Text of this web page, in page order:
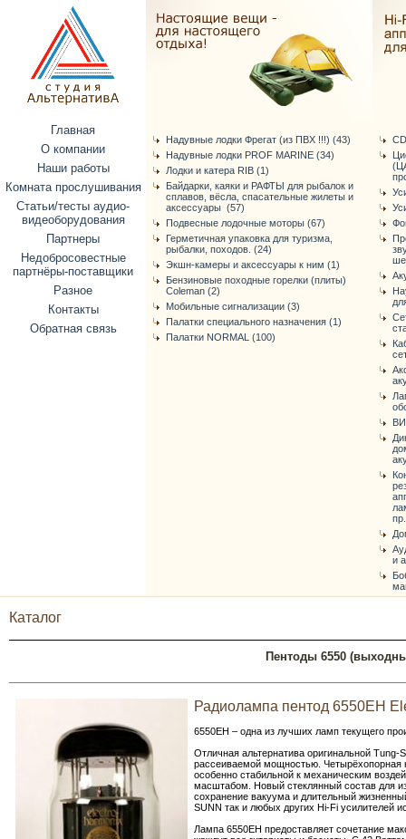
Главная
О компании
Наши работы
Комната прослушивания
Статьи/тесты аудио-
видеоборудования
Партнеры
Недобросовестные
партнёры-поставщики
Разное
Контакты
Обратная связь
Надувные лодки Фрегат (из ПВХ !!!) (43)
Надувные лодки PROF MARINE (34)
Лодки и катера RIB (1)
Байдарки, каяки и РАФТЫ для рыбалок и
сплавов, вёсла, спасательные жилеты и
аксессуары (57)
Подвесные лодочные моторы (67)
Герметичная упаковка для туризма,
рыбалки, походов. (24)
Экшн-камеры и аксессуары к ним (1)
Бензиновые походные горелки (плиты)
Coleman (2)
Мобильные сигнализации (3)
Палатки специального назначения (1)
Палатки NORMAL (100)
и
Каталог
Пентоды 6550
Радиолампа пентод 6550EH
6550EH – одна из лучших ламп текущего
Отличная альтернатива оригинальной
рассеиваемой мощностью. Четырёхопорная
особенно стабильной к механическим
масштабом. Новый стеклянный состав для
сохранение вакуума и длительный
SUNN так и любых других Hi-Fi усилителей
Лампа 6550EH предоставляет сочетание